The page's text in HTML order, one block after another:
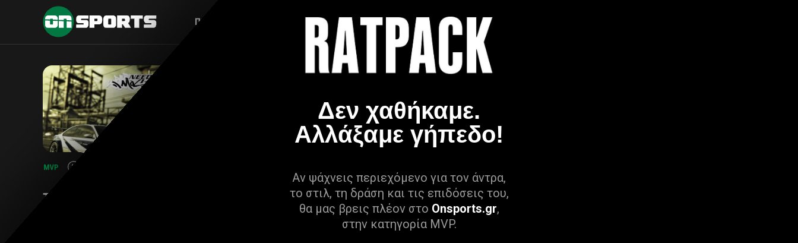
Δεν χαθήκαμε.
Αλλάξαμε γήπεδο!
Αν ψάχνεις περιεχόμενο για τον άντρα,
το στιλ, τη δράση και τις επιδόσεις του,
θα μας βρεις πλέον στο Onsports.gr,
στην κατηγορία MVP.